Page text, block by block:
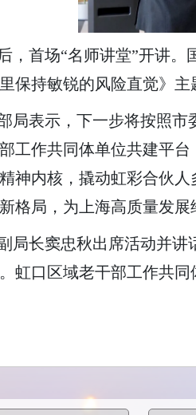
，首场“名师讲堂”开讲
保持敏锐的风险直觉》
局表示，下一步将按照
工作共同体单位共建平
神内核，撬动虹彩合伙
格局，为上海高质量发
局长窦忠秋出席活动并
虹口区域老干部工作共